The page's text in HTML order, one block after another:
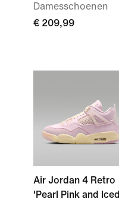
Damesschoenen
€ 209,99
Air Jordan 4 Retro
'Pearl Pink and Iced